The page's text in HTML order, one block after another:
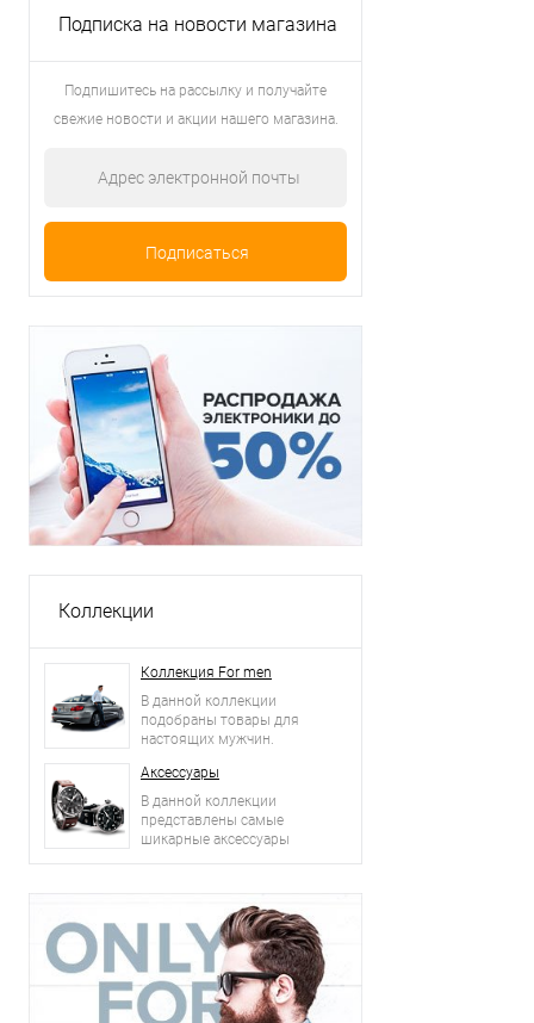
Подписка на новости магазина
Подпишитесь на рассылку и получайте
свежие новости и акции нашего магазина.
Коллекции
Коллекция For men
В данной коллекции
подобраны товары для
настоящих мужчин.
Аксессуары
В данной коллекции
представлены самые
шикарные аксессуары